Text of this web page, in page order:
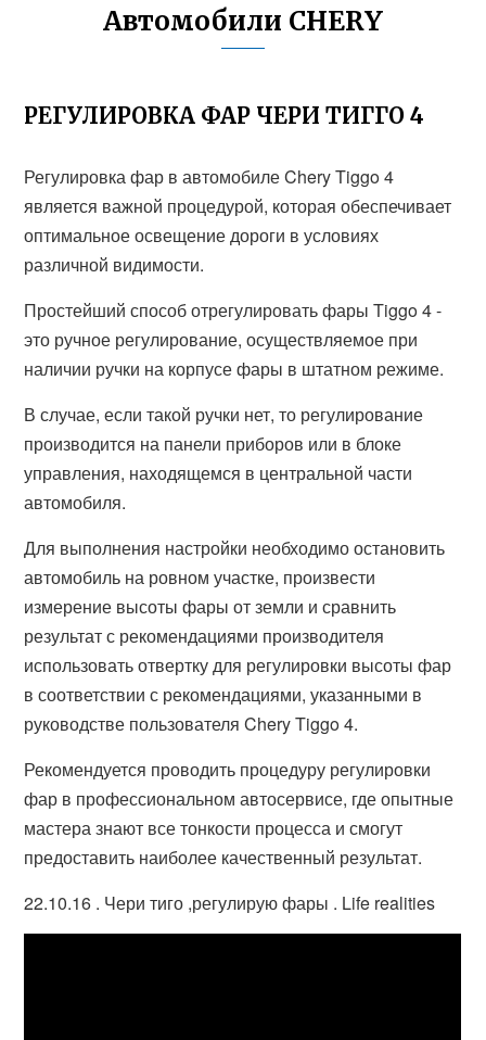
Автомобили CHERY
РЕГУЛИРОВКА ФАР ЧЕРИ ТИГГО 4
Регулировка фар в автомобиле Chery Tiggo 4
является важной процедурой, которая обеспечивает
оптимальное освещение дороги в условиях
различной видимости.
Простейший способ отрегулировать фары Tiggo 4 -
это ручное регулирование, осуществляемое при
наличии ручки на корпусе фары в штатном режиме.
В случае, если такой ручки нет, то регулирование
производится на панели приборов или в блоке
управления, находящемся в центральной части
автомобиля.
Для выполнения настройки необходимо остановить
автомобиль на ровном участке, произвести
измерение высоты фары от земли и сравнить
результат с рекомендациями производителя
использовать отвертку для регулировки высоты фар
в соответствии с рекомендациями, указанными в
руководстве пользователя Chery Tiggo 4.
Рекомендуется проводить процедуру регулировки
фар в профессиональном автосервисе, где опытные
мастера знают все тонкости процесса и смогут
предоставить наиболее качественный результат.
22.10.16 . Чери тиго ,регулирую фары . Life realities